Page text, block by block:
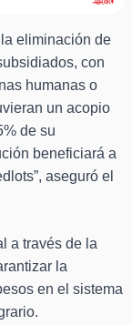
eliminación de
con
humanas o
un acopio
de su
beneficiará a
aseguró el
a través de la
la
en el sistema